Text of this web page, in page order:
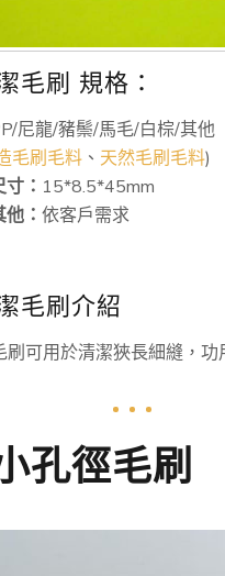
毛刷 規格：
尼龍/豬鬃/馬毛/白棕/其他
毛刷毛料 、 天然毛刷毛料)
： 15*8.5*45mm
他：依客戶需求
毛刷介紹
刷可用於清潔狹長細縫，功
孔徑毛刷